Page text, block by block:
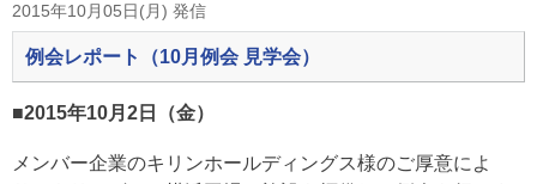
2015年10月05日(月) 発信
例会レポート（10月例会 見学会）
■2015年10月2日（金）
メンバー企業のキリンホールディングス様のご厚意によ